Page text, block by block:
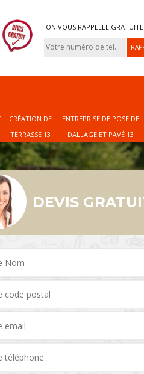
ON VOUS RAPPELLE
CRÉATION DE
TERRASSE 13
ENTREPRISE DE POSE DE
DALLAGE ET PAVÉ 13
DEVIS